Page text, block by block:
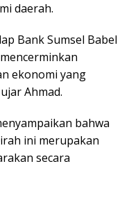
daerah.
Bank Sumsel Babel
ekonomi yang
Ahmad.
bahwa
ini merupakan
secara